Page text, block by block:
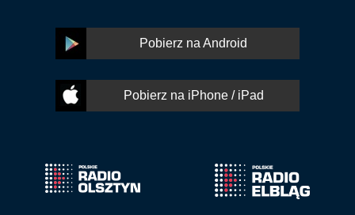
Pobierz na Android
Pobierz na iPhone / iPad